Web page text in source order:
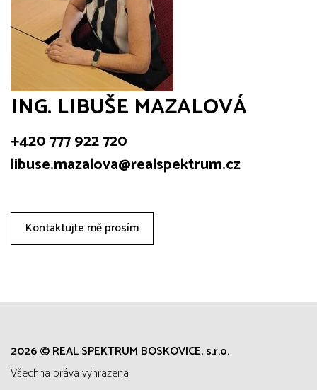
ING. LIBUŠE MAZALOVÁ
+420 777 922 720
libuse.mazalova@realspektrum.cz
Kontaktujte mě prosím
2026 © REAL SPEKTRUM BOSKOVICE, s.r.o.
všechna práva vyhrazena